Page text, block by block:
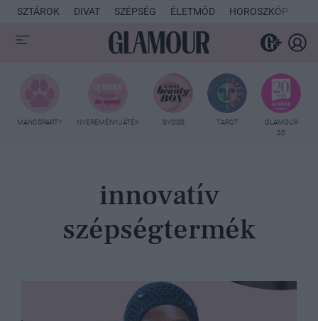
SZTÁROK DIVAT SZÉPSÉG ÉLETMÓD HOROSZKÓP
MANCSPARTY NYEREMÉNYJÁTÉK SYOSS TAROT
GLAMOUR
20
innovatív
szépségtermék